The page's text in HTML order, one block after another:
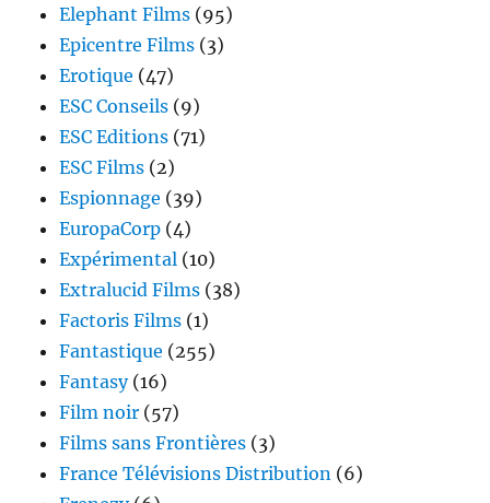
Elephant Films (95)
Epicentre Films (3)
Erotique (47)
ESC Conseils (9)
ESC Editions (71)
ESC Films (2)
Espionnage (39)
EuropaCorp (4)
Expérimental (10)
Extralucid Films (38)
Factoris Films (1)
Fantastique (255)
Fantasy(16)
Film noir (57)
Films sans Frontières (3)
France Télévisions Distribution (6)